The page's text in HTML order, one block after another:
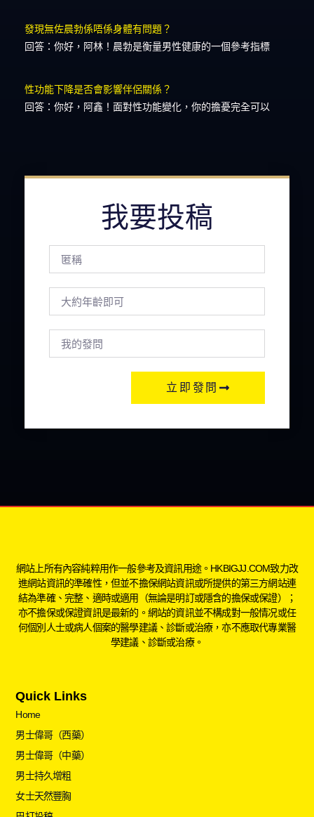
發現無佐晨勃係唔係身體有問題？
回答：你好，阿林！晨勃是衡量男性健康的一個參考指標
性功能下降是否會影響伴侶關係？
回答：你好，阿鑫！面對性功能變化，你的擔憂完全可以
我要投稿
立即發問
網站上所有內容純粹用作一般參考及資訊用途。HKBIGJJ.COM致力改
進網站資訊的準確性，但並不擔保網站資訊或所提供的第三方網站連
結為準確、完整、適時或適用（無論是明訂或隱含的擔保或保證）；
亦不擔保或保證資訊是最新的。網站的資訊並不構成對一般情况或任
何個別人士或病人個案的醫學建議、診斷或治療，亦不應取代專業醫
學建議、診斷或治療。
Quick Links
Home
男士偉哥（西藥）
男士偉哥（中藥）
男士持久增粗
女士天然豐胸